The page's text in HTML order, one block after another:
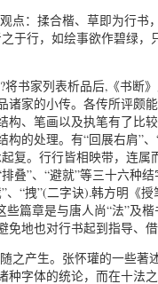
点：揉合楷、草即为行书
于行，如绘事欲作碧绿，
书家列表析品后,《书断
诸家的小传。各传所评颇
构、笔画以及执笔有了比
的处理。有“回展右肩”
复。行行皆相映带，连属
叠”、“避就”等三十六种
“拽”(二字诀).韩方明《
篇章是与唐人尚“法”及
免地也对行书起到指导、
之产生。张怀瓘的一些著
种字体的统论，而在十法